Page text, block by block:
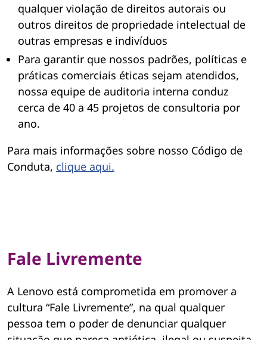
qualquer violação de direitos autorais ou
outros direitos de propriedade intelectual de
outras empresas e indivíduos
Para garantir que nossos padrões, políticas e
práticas comerciais éticas sejam atendidos,
nossa equipe de auditoria interna conduz
cerca de 40 a 45 projetos de consultoria por
ano.
Para mais informações sobre nosso Código de
Conduta, clique aqui.
Fale Livremente
A Lenovo está comprometida em promover a
cultura “Fale Livremente”, na qual qualquer
pessoa tem o poder de denunciar qualquer